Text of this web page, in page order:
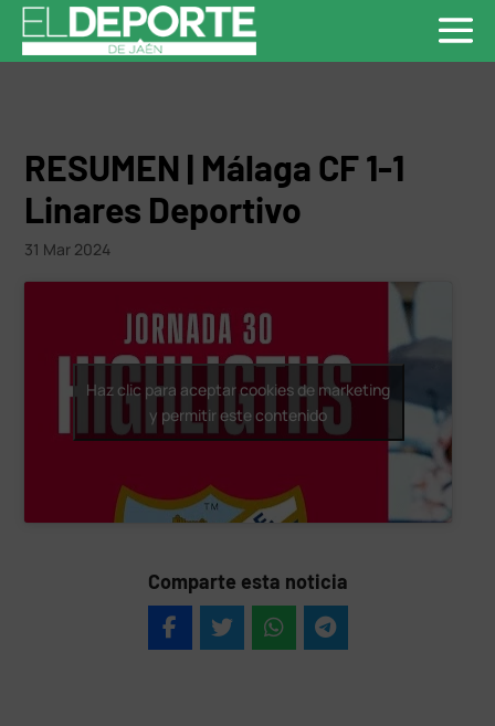
RESUMEN | Málaga CF 1-1
Linares Deportivo
31 Mar 2024
Haz clic para aceptar cookies de marketing
y permitir este contenido
Comparte esta noticia